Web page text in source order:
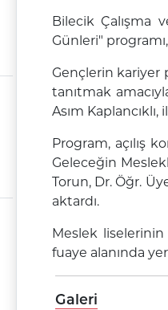
Bilecik Çalışma
Günleri"
Gençlerin
tanıtmak
Asım
Program, açılış
Geleceğin
Torun, Dr. Öğr.
aktardı.
Meslek liselerinin
fuaye alanında
Galeri